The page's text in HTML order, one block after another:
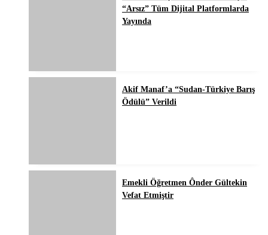
“Arsız” Tüm Dijital Platformlarda
Yayında
Akif Manaf’a “Sudan-Türkiye Barış
Ödülü” Verildi
Emekli Öğretmen Ônder Gültekin
Vefat Etmiştir